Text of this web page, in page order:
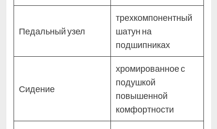
Педальный узел
трехкомпонентный
шатун на
подшипниках
Сидение
хромированное с
подушкой
повышенной
комфортности